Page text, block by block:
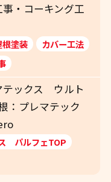
・コーキング工
根塗装
カバー工法
テックス ウルト
：プレマテック
パルフェTOP